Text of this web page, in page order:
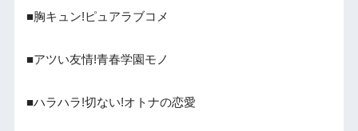
■胸キュン!ピュアラブコメ
■アツい友情!青春学園モノ
■ハラハラ!切ない!オトナの恋愛